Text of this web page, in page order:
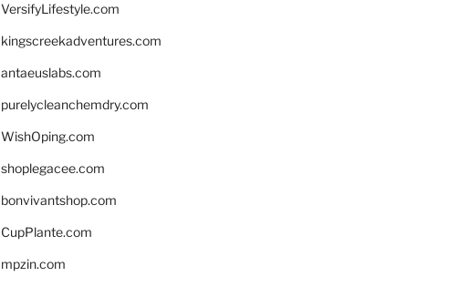
VersifyLifestyle.com
kingscreekadventures.com
antaeuslabs.com
purelycleanchemdry.com
WishOping.com
shoplegacee.com
bonvivantshop.com
CupPlante.com
mpzin.com